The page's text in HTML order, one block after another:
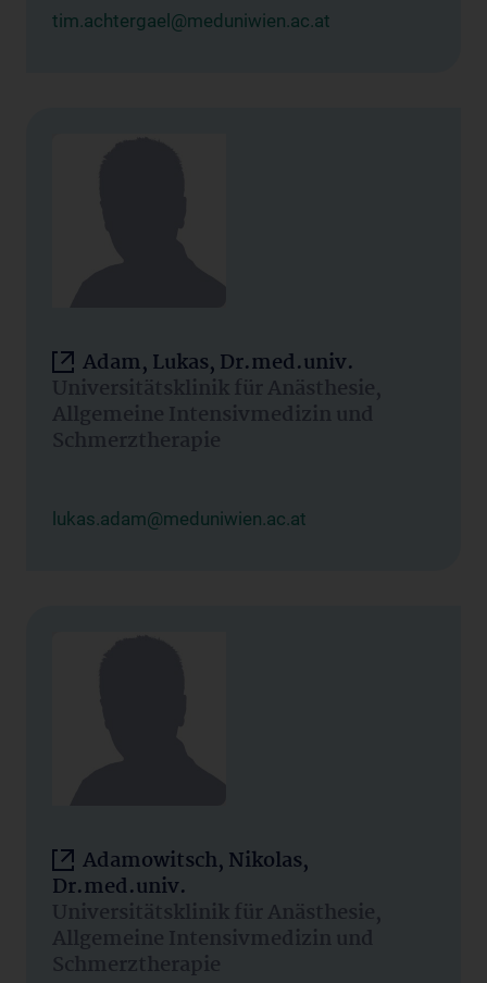
tim.achtergael@meduniwien.ac.at
Adam, Lukas, Dr.med.univ.
Universitätsklinik für Anästhesie,
Allgemeine Intensivmedizin und
Schmerztherapie
lukas.adam@meduniwien.ac.at
Adamowitsch, Nikolas,
Dr.med.univ.
Universitätsklinik für Anästhesie,
Allgemeine Intensivmedizin und
Schmerztherapie